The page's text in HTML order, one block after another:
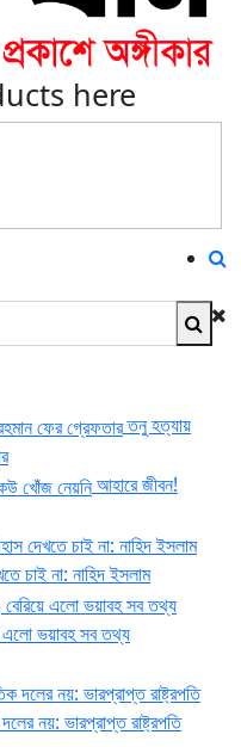
here
তনু হত্যায়
আহারে জীবন!
চাই না: নাহিদ ইসলাম
এলো ভয়াবহ সব তথ্য
নয়: ভারপ্রাপ্ত রাষ্ট্রপতি